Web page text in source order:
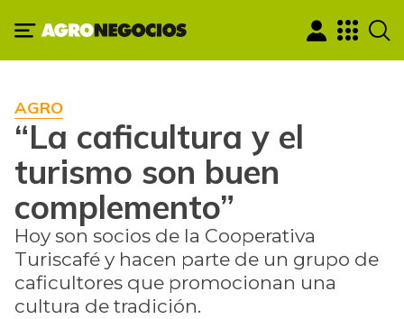
AGRO
“La caficultura y el
turismo son buen
complemento”
Hoy son socios de la Cooperativa
Turiscafé y hacen parte de un grupo de
caficultores que promocionan una
cultura de tradición.